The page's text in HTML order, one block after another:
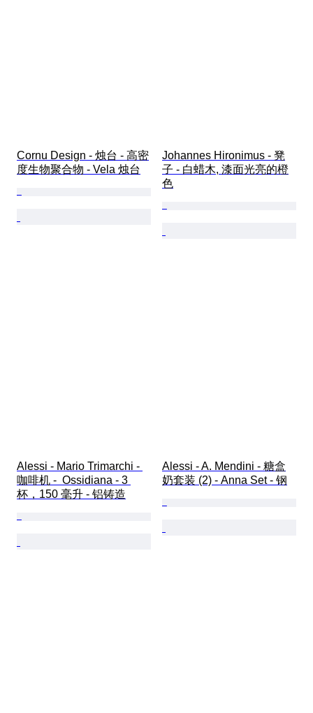
Cornu Design - 烛台 - 高密
度生物聚合物 - Vela 烛台
Johannes Hironimus - 凳
子 - 白蜡木, 漆面光亮的橙
色
Alessi - Mario Trimarchi -
咖啡机 -  Ossidiana - 3
杯，150 毫升 - 铝铸造
Alessi - A. Mendini - 糖盒
奶套装 (2) - Anna Set - 钢